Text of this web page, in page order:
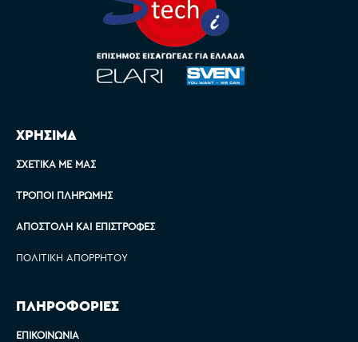
ΧΡΗΣΙΜΑ
ΣΧΕΤΙΚΆ ΜΕ ΜΑΣ
ΤΡΌΠΟΙ ΠΛΗΡΩΜΉΣ
ΑΠΟΣΤΟΛΉ ΚΑΙ ΕΠΙΣΤΡΟΦΈΣ
ΠΟΛΙΤΙΚΉ ΑΠΟΡΡΉΤΟΥ
ΠΛΗΡΟΦΟΡΙΕΣ
ΕΠΙΚΟΙΝΩΝΊΑ